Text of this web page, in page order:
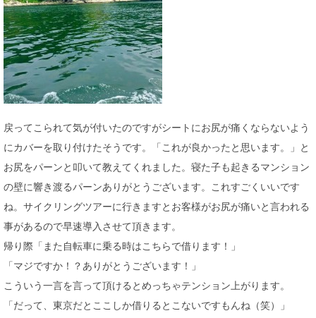
戻ってこられて気が付いたのですがシートにお尻が痛くならないよう
にカバーを取り付けたそうです。「これが良かったと思います。」と
お尻をパーンと叩いて教えてくれました。寝た子も起きるマンション
の壁に響き渡るパーンありがとうございます。これすごくいいです
ね。サイクリングツアーに行きますとお客様がお尻が痛いと言われる
事があるので早速導入させて頂きます。
帰り際「また自転車に乗る時はこちらで借ります！」
「マジですか！？ありがとうございます！」
こういう一言を言って頂けるとめっちゃテンション上がります。
「だって、東京だとここしか借りるとこないですもんね（笑）」